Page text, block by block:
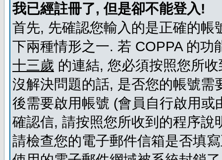
我已經註冊了, 但是卻不能登入!
首先, 先確認您輸入的是正確的
下兩種情形之一. 若 COPPA 的
十三歲 的連結, 您必須按照您所
沒解決問題的話, 是否您的帳號
後需要啟用帳號 (會員自行啟用
確認信, 請按照您所收到的程序
請檢查您的電子郵件信箱是否填